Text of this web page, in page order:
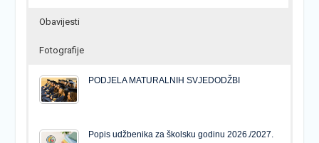
Obavijesti
Fotografije
PODJELA MATURALNIH SVJEDODŽBI
Popis udžbenika za školsku godinu 2026./2027.